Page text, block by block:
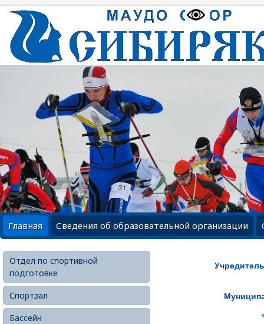
Главная Сведения об образовательной организации
Отдел по спортивной
подготовке
Спортзал
Бассейн